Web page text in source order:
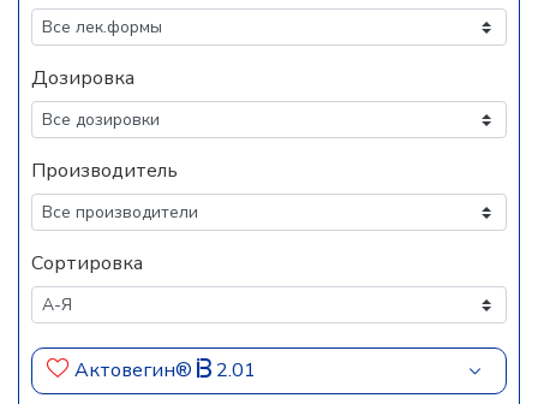
Дозировка
Производитель
Сортировка
Актовегин® 2.01